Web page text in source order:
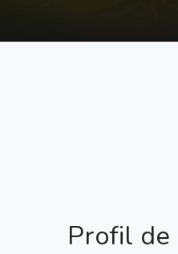
Profil de